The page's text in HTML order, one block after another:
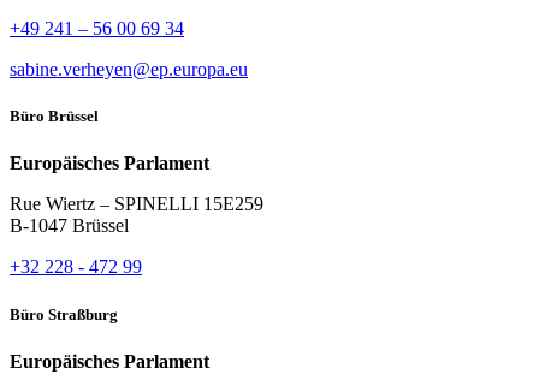
+49 241 – 56 00 69 34
sabine.verheyen@ep.europa.eu
Büro Brüssel
Europäisches Parlament
Rue Wiertz – SPINELLI 15E259
B-1047 Brüssel
+32 228 - 472 99
Büro Straßburg
Europäisches Parlament